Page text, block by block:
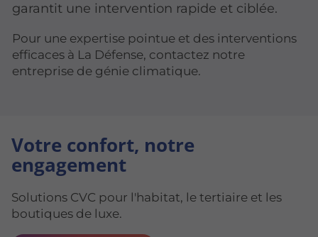
garantit une intervention rapide et ciblée.
Pour une expertise pointue et des interventions
efficaces à La Défense, contactez notre
entreprise de génie climatique.
Votre confort, notre
engagement
Solutions CVC pour l'habitat, le tertiaire et les
boutiques de luxe.